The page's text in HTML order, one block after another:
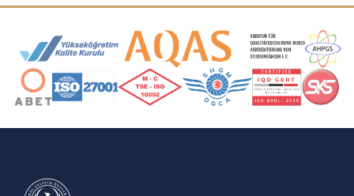
Akreditasyon ve Üyelik Logoları